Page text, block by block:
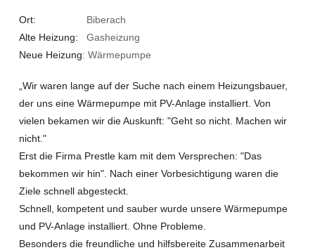
Ort: Biberach
Alte Heizung: Gasheizung
Neue Heizung: Wärmepumpe
„Wir waren lange auf der Suche nach einem Heizungsbauer,
der uns eine Wärmepumpe mit PV-Anlage installiert. Von
vielen bekamen wir die Auskunft: "Geht so nicht. Machen wir
nicht."
Erst die Firma Prestle kam mit dem Versprechen: "Das
bekommen wir hin". Nach einer Vorbesichtigung waren die
Ziele schnell abgesteckt.
Schnell, kompetent und sauber wurde unsere Wärmepumpe
und PV-Anlage installiert. Ohne Probleme.
Besonders die freundliche und hilfsbereite Zusammenarbeit